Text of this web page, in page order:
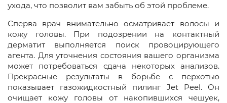
ухода, что позволит вам забыть об этой проблеме.
Сперва врач внимательно осматривает волосы и
кожу головы. При подозрении на контактный
дерматит выполняется поиск провоцирующего
агента. Для уточнения состояния вашего организма
может потребоваться сдача некоторых анализов.
Прекрасные результаты в борьбе с перхотью
показывает газожидкостный пилинг Jet Peel. Он
очищает кожу головы от накопившихся чешуек,